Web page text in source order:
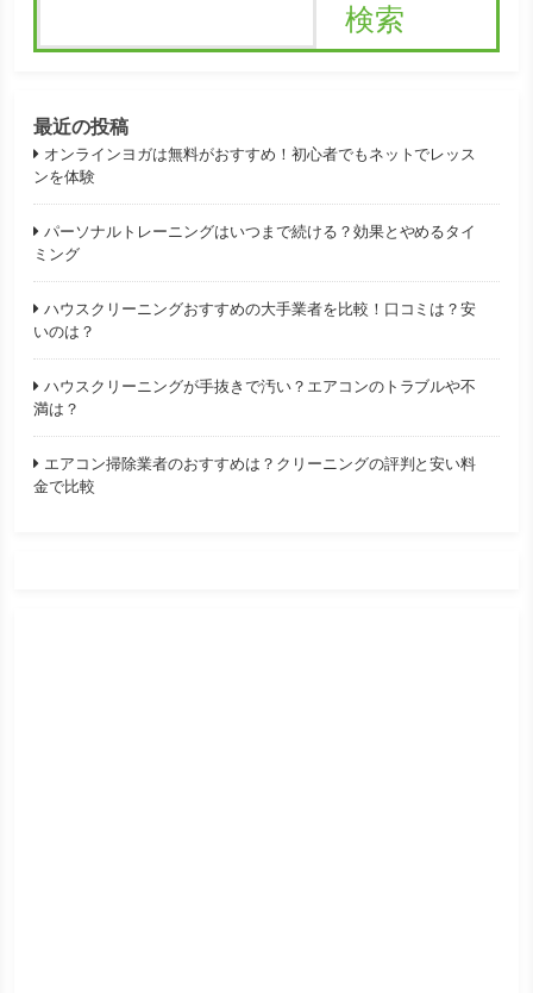
検索
最近の投稿
オンラインヨガは無料がおすすめ！初心者でもネットでレッス
ンを体験
パーソナルトレーニングはいつまで続ける？効果とやめるタイ
ミング
ハウスクリーニングおすすめの大手業者を比較！口コミは？安
いのは？
ハウスクリーニングが手抜きで汚い？エアコンのトラブルや不
満は？
エアコン掃除業者のおすすめは？クリーニングの評判と安い料
金で比較